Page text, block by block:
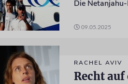
09.05.2025
RACHEL AVIV
Recht